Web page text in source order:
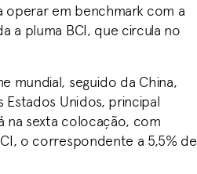
operar em benchmark com a
a pluma BCI, que circula no
mundial, seguido da China,
Estados Unidos, principal
na sexta colocação, com
o correspondente a 5,5% de